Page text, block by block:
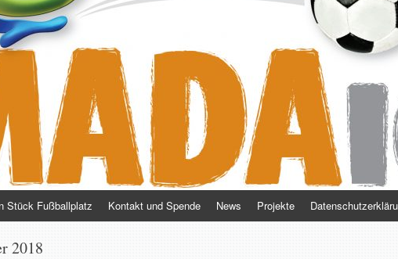
Stück Fußballplatz Kontakt und Spende News Projekte
2018